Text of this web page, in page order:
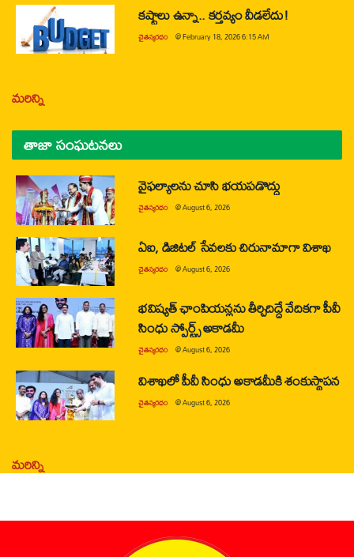
కష్టాలు ఉన్నా.. కర్తవ్యం వీడలేదు!
చైతన్యరధం @February 18, 2026 6:15 AM
మరిన్ని
తాజా సంఘటనలు
వైఫల్యాలను చూసి భయపడొద్దు
చైతన్యరధం @August 6, 2026
ఏఐ, డిజిటల్ సేవలకు చిరునామాగా విశాఖ
చైతన్యరధం @August 6, 2026
భవిష్యత్ ఛాంపియన్లను తీర్చిదిద్దే వేదికగా పీవీ
సింధు స్పోర్ట్స్ అకాడమీ
చైతన్యరధం @August 6, 2026
విశాఖలో పీవీ సింధు అకాడమీకి శంకుస్థాపన
చైతన్యరధం @August 6, 2026
మరిన్ని